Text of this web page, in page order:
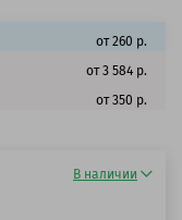
от 260 р.
от 3 584 р.
от 350 р.
В наличии